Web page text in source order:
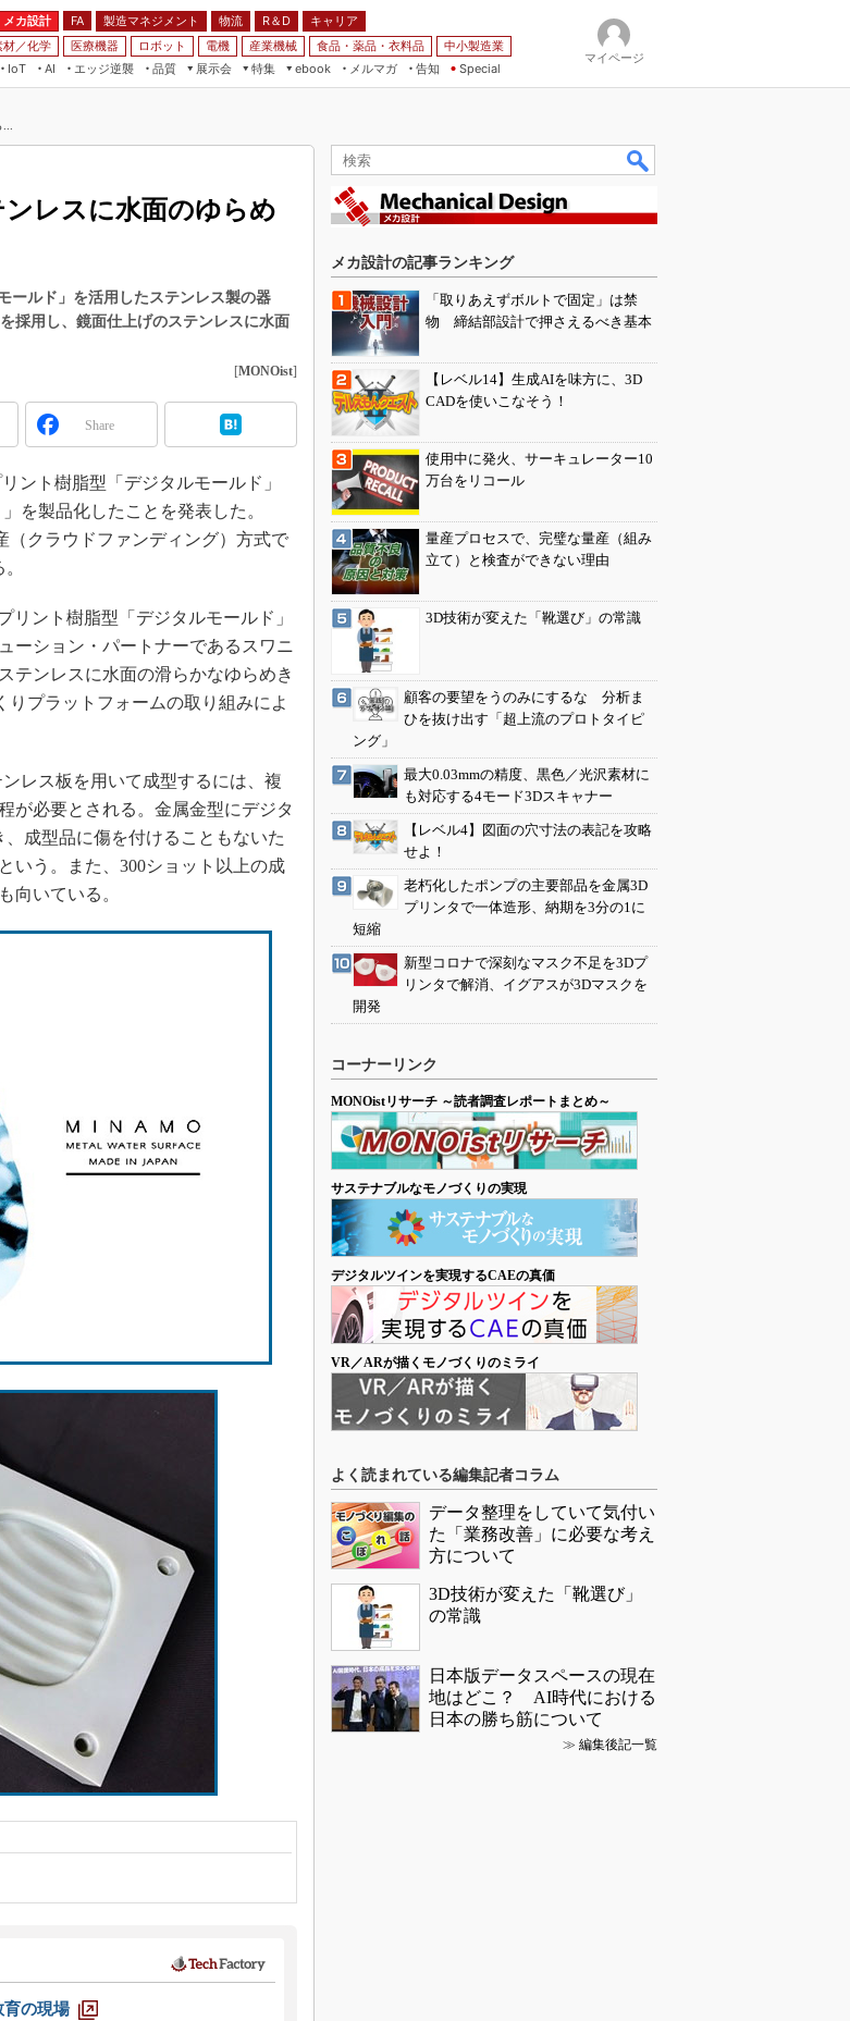
メカ設計 FA 製造マネジメント 物流 R＆D
キャリア
材／化学 医療機器 ロボット 電機 産業機械 食品・薬品・衣料品
中小製造業
IoT
AI
エッジ逆襲 品質
展示会
FRONTIER
ものづくりワールド
WORLD
ープンネット展
特集
フィールドサービス
組み込み画像技術
組み込みモデリング
ISO26262
3Dプリンタ
イノベーション
製造業ビッグデータ
メイドインジャパン
海外生産
グローバル設計・開発
制御セキュリティ
新型コロナへの対応
ebook
モビリティ
メルマガ
告知 Special
マイページ
レスに水面のゆらめ
ールド」を活用したステンレス製の器
採用し、鏡面仕上げのステンレスに水面
[MONOist]
Share
ント樹脂型「デジタルモールド」
を製品化したことを発表した。
（クラウドファンディング）方式で
ント樹脂型「デジタルモールド」
ーション・パートナーであるスワニ
テンレスに水面の滑らかなゆらめき
プラットフォームの取り組みによ
レス板を用いて成型するには、複
が必要とされる。金属金型にデジタ
成型品に傷を付けることもないた
いう。また、300ショット以上の成
向いている。
育の現場
メカ設計の記事ランキング
「取りあえずボルトで固定」は禁
物 締結部設計で押さえるべき基本
【レベル14】生成AIを味方に、3D
CADを使いこなそう！
使用中に発火、サーキュレーター10
万台をリコール
量産プロセスで、完璧な量産（組み
立て）と検査ができない理由
3D技術が変えた「靴選び」の常識
顧客の要望をうのみにするな 分析ま
ひを抜け出す「超上流のプロトタイピ
ング」
最大0.03mmの精度、黒色／光沢素材に
も対応する4モード3Dスキャナー
【レベル4】図面の穴寸法の表記を攻略
せよ！
老朽化したポンプの主要部品を金属3D
プリンタで一体造形、納期を3分の1に
短縮
新型コロナで深刻なマスク不足を3Dプ
リンタで解消、イグアスが3Dマスクを
開発
コーナーリンク
MONOistリサーチ ～読者調査レポートまとめ～
サステナブルなモノづくりの実現
デジタルツインを実現するCAEの真価
VR／ARが描くモノづくりのミライ
よく読まれている編集記者コラム
データ整理をしていて気付い
た「業務改善」に必要な考え
方について
3D技術が変えた「靴選び」
の常識
日本版データスペースの現在
地はどこ？ AI時代における
日本の勝ち筋について
≫ 編集後記一覧